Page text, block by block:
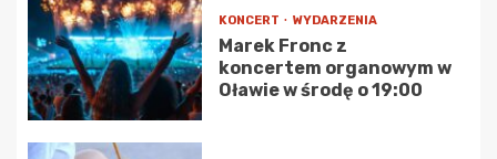
KONCERT WYDARZENIA
Marek Fronc z
koncertem organowym w
Oławie w środę o 19:00